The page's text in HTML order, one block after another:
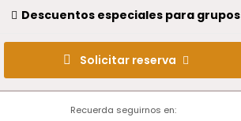
Descuentos especiales para grupos
Solicitar reserva
Recuerda seguirnos en: